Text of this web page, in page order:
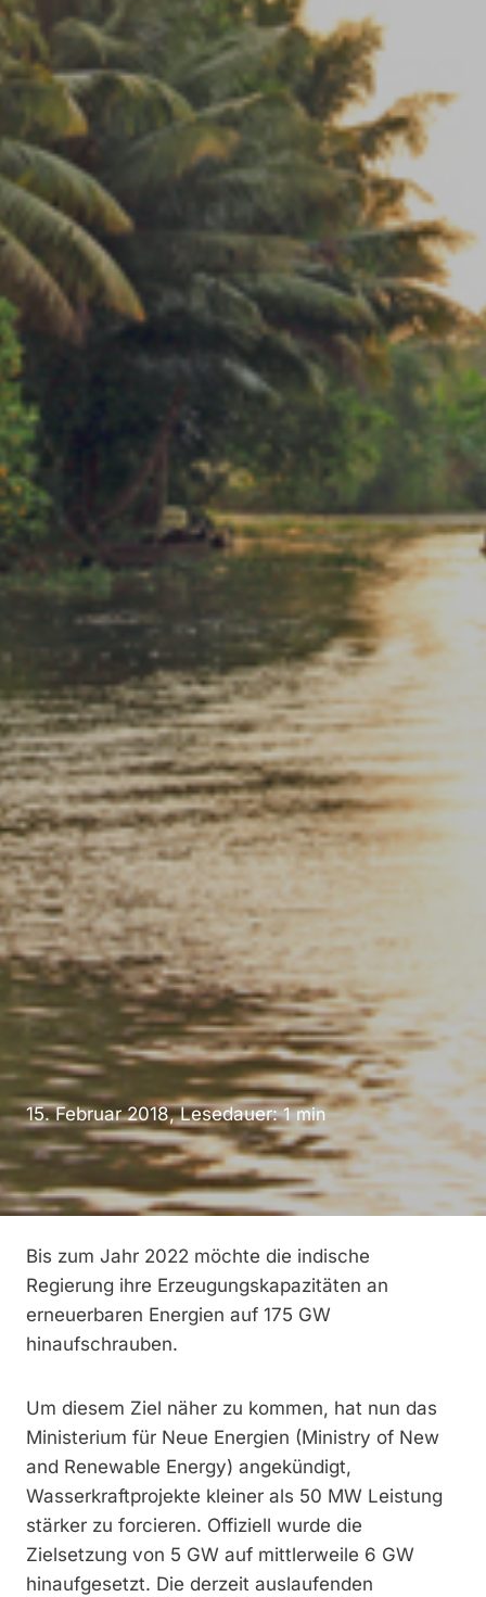
15. Februar 2018, Lesedauer:1min
Bis zum Jahr 2022 möchte die indische
Regierung ihre Erzeugungskapazitäten an
erneuerbaren Energien auf 175 GW
hinaufschrauben.
Um diesem Ziel näher zu kommen, hat nun das
Ministerium für Neue Energien (Ministry of New
and Renewable Energy) angekündigt,
Wasserkraftprojekte kleiner als 50 MW Leistung
stärker zu forcieren. Offiziell wurde die
Zielsetzung von 5 GW auf mittlerweile 6 GW
hinaufgesetzt. Die derzeit auslaufenden